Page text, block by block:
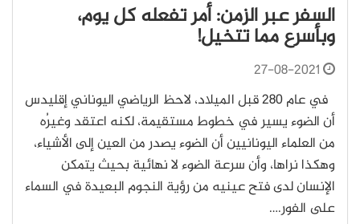
السفر عبر الزمن: أمر تفعله كل يوم،
وبأسرع مما تتخيل!
27-08-2021
في عام 280 قبل الميلاد، لاحظ الرياضي اليوناني إقليدس
أن الضوء يسير في خطوط مستقيمة، لكنه اعتقد وغيرُه
من العلماء اليونانيين أن الضوء يصدر من العين إلى الأشياء،
وهكذا نراها، وأن سرعة الضوء لا نهائية بحيث يتمكن
الإنسان لدى فتح عينيه من رؤية النجوم البعيدة في السماء
على الفور.…